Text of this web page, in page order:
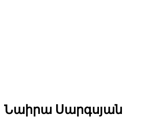
Նաիրա Սարգսյան